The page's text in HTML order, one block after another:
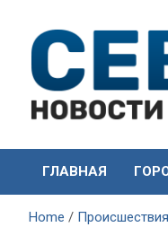
content
СевКор
Севастополя
ГЛАВНАЯ
Home Происшествия